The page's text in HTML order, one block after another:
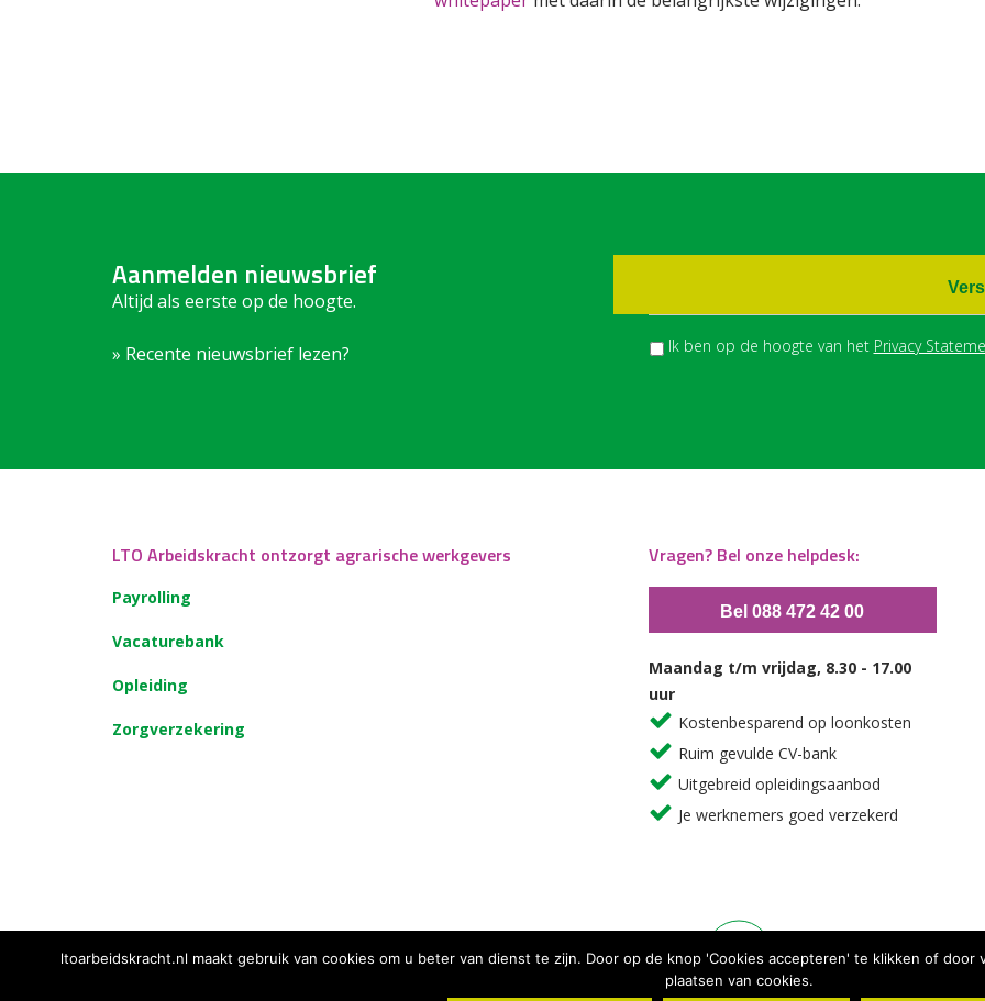
Aanmelden nieuwsbrief
Altijd als eerste op de hoogte.
» Recente nieuwsbrief lezen? Ik ben op de hoogte van het Privacy
LTO Arbeidskracht ontzorgt agrarische werkgevers
Payrolling
Vacaturebank
Opleiding
Zorgverzekering
Vragen? Bel onze helpdesk:
Bel 088 472 42 00
Maandag t/m vrijdag, 8.30 - 17.00
uur
Kostenbesparend op loonkosten
Ruim gevulde CV-bank
Uitgebreid opleidingsaanbod
Je werknemers goed verzekerd
ltoarbeidskracht.nl maakt gebruik van cookies om u beter van dienst te zijn. Door op de knop 'Cookies accepteren' te klikken of
plaatsen van cookies.